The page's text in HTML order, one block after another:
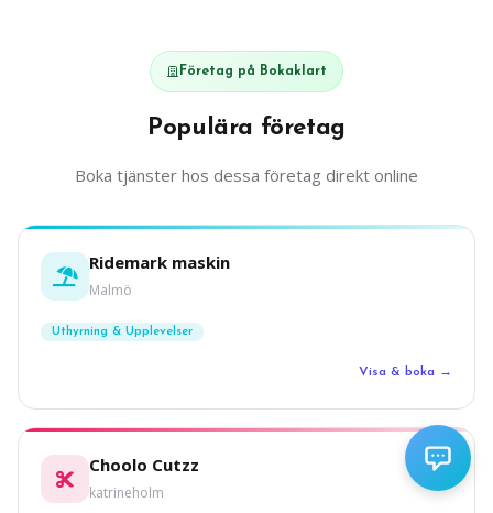
Företag på Bokaklart
Populära företag
Boka tjänster hos dessa företag direkt online
Ridemark maskin
Malmö
Uthyrning & Upplevelser
Visa & boka →
Choolo Cutzz
katrineholm